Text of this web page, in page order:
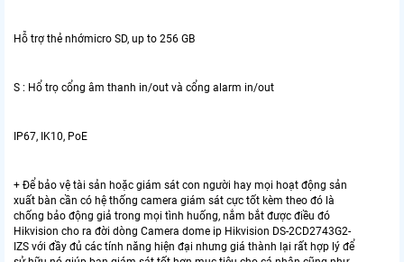
Hỗ trợ thẻ nhớmicro SD, up to 256 GB
S : Hổ trọ cổng âm thanh in/out và cổng alarm in/out
IP67, IK10, PoE
+ Để bảo vệ tài sản hoặc giám sát con người hay mọi hoạt động sản
xuất bàn cần có hệ thống camera giám sát cực tốt kèm theo đó là
chống bảo động giả trong mọi tình huống, nắm bắt được điều đó
Hikvision cho ra đời dòng Camera dome ip Hikvision DS-2CD2743G2-
IZS với đầy đủ các tính năng hiện đại nhưng giá thành lại rất hợp lý để